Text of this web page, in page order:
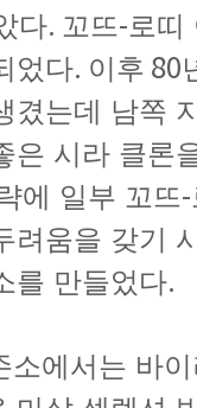
다. 꼬뜨-로띠
었다. 이후 80
겼는데 남쪽
은 시라 클론
에 일부 꼬뜨-
려움을 갖기
를 만들었다.
소에서는 바